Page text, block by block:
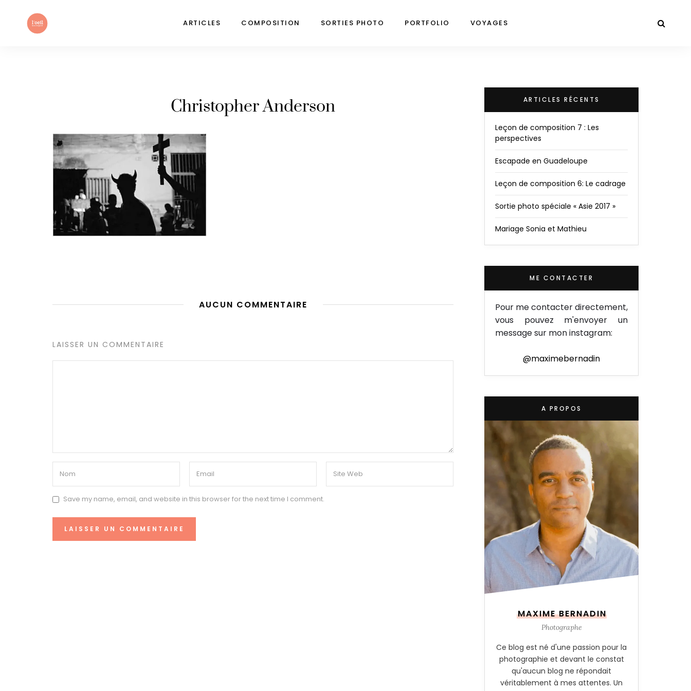
ARTICLES COMPOSITION SORTIES PHOTO PORTFOLIO VOYAGES
Christopher Anderson
AUCUN COMMENTAIRE
LAISSER UN COMMENTAIRE
Save my name, email, and website in this browser for the next time I comment.
ARTICLES RÉCENTS
Leçon de composition 7 : Les
perspectives
Escapade en Guadeloupe
Leçon de composition 6: Le cadrage
Sortie photo spéciale « Asie 2017 »
Mariage Sonia et Mathieu
ME CONTACTER
Pour me contacter directement,
vous pouvez m'envoyer un
message sur mon instagram:
@maximebernadin
A PROPOS
MAXIME BERNADIN
Photographe
Ce blog est né d'une passion pour la
photographie et devant le constat
qu'aucun blog ne répondait
véritablement à mes attentes. Un